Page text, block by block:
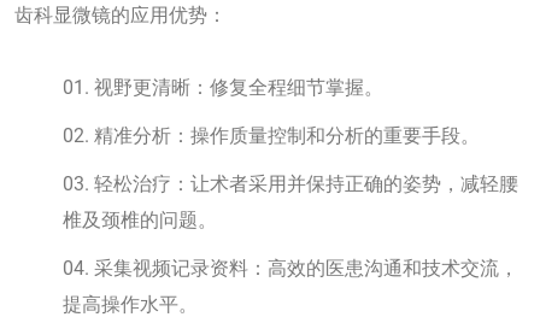
齿科显微镜的应用优势：
视野更清晰：修复全程细节掌握。
精准分析：操作质量控制和分析的重要手段。
轻松治疗：让术者采用并保持正确的姿势，减轻腰
椎及颈椎的问题。
采集视频记录资料：高效的医患沟通和技术交流，
提高操作水平。